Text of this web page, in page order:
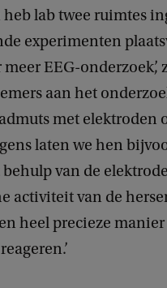
lab twee ruimtes
experimenten
EEG-onderzoek’,
aan het
met elektroden
laten we hen
van de
activiteit van de
heel precieze